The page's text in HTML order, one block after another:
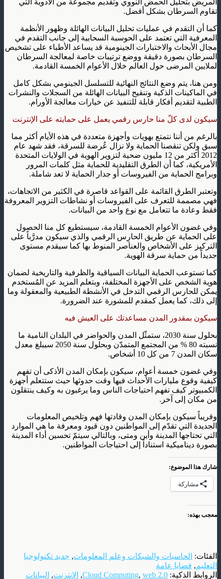
تقاوم السرطان بشكل أفضل.
كما أن التقدم في عمليات تحليل البيانات الهائلة وظهور الأنظمة
المعرفية التي تعتمد على الحوسبة السحابية إلى جانب التقدم في
مجال الأبحاث والاختبارات الجينومية قد يساعد الأطباء على تشخيص
السرطان بصورة دقيقة ووضع ترتيبات خاصة لمعالجة السرطان
لملايين المرضى حول العالم خلال الأعوام الخمسة القادمة.
ومن هنا، يتم وضع النتائج النهائية للتسلسل الجينومي بشكل كامل
في الماكينات الذكية وتنقيح البيانات الهائلة من السجلات والنشرات
الطبية لتقديم أفكار قابلة للتنفيذ عن خيارات معالجة الأورام.
سيكون لدى كلّ منا حارس رقمي يعمل على حمايته على الإنترنت
بالرغم من أننا نتمتع بهويات وأجهزة متعددة في هذه الأيام أكثر مما
سبق ولكن تنقصنا الحماية ولا نزال عُرضة للسرقة، فقد شهد عام
2012 أكثر من 12 مليون ضحية لتزوير الهوية في الولايات المتحدة
الأمريكية، كما أن الطرق التقليدية للحماية مثل كلمات المرور
وبرامج الحماية من الفيروسات أو جدار الحماية لا تعد شاملة.
وتعتبر الطرق القائمة على القواعد قاصرة في الكثير من الاتجاهات،
فهي مصممة للتعرف على الفيروسات أو نشاطات التزوير المعروفة
فقط وعادة ما تتعامل مع نوع واحد من البيانات.
وفي غضون الأعوام الخمسة القادمة، سيستطيع كل منا الحصول
على الحماية عن طريق الحارِس الرقمي والذي سيكون مدرَّباً على
التركيز على الأشخاص والعناصر المنوط بها كما سيقدم مستوى
جديداً من حماية سرقة الهوية.
كما تستوعب الحماية البيانات السياقية والظرفية والتاريخية لضمان
هوية الشخص على الأجهزة المختلفة، وبتعلم المزيد عن المُستخدم
يمكن للحارس الرقمي التدخل في الأنشطة الطبيعية والمعقولة وما
إلى ذلك، كما يعمل كمقدم للمشورة عند الضرورة.
سيكون بمقدور المدن مساعدتك على العيش فيه
بحلول سنة 2030، ستمثّل المدن والحواضر في البلدان النامية ما
نسبته 80 % من المجتمع المتمدّن وبحلول سنة 2050 سيبلغ معدل
سكان المدن 7 من كل 10 أشخاص.
وفي غضون خمسة أعوام، سيكون بإمكان المدن الأذكى أن تفهم
كيفية وقوع مليارات الأحداث فيها وقت حدوثها حيث ستتعلم أجهزة
الكمبيوتر كيف تفهم احتياجات الناس وما يرغبون به وكيف ينتقلون
من مكان إلى آخر.
وقريباً سيكون بإمكان المدن وقادتها فهم وتلخيص المعلومات
الجديدة التي تقدّم إلى المواطنين دون قيود ومعرفة ما هي الموارد
التي تحتاجها المدينة وأين ومتى، وبالتالي سيتمّ تحسين أداء المدينة
بصورة ديناميكية استناداً إلى احتياجات المواطنين.
شارك هذا الموضوع:
مشاركة
معجب بهذه:
الفئات: الحاسبات والشبكات وعلم المعلومات, جديد تكنولوجيا
التعليم, قضايا عامة
الروابط الذكية:
Cloud Computing, web 2.0
, الإنترنت, البيانات